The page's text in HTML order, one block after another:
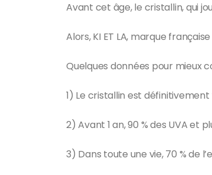
Avant cet âge, le cristallin, qui
Alors, KI ET LA, marque
Quelques données pour mieux
1) Le cristallin est définitivement
2) Avant 1 an, 90 % des UVA et
3) Dans toute une vie, 70 % de